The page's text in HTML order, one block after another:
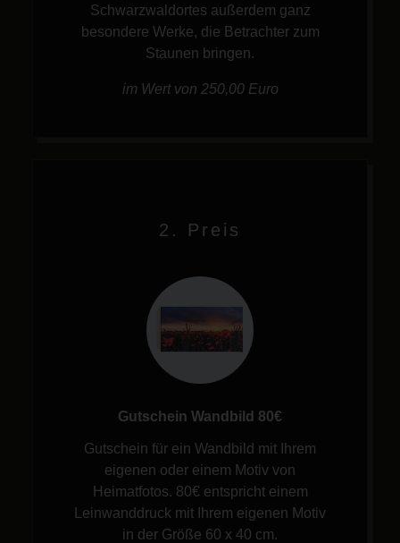
Schwarzwaldortes außerdem ganz
besondere Werke, die Betrachter zum
Staunen bringen.
im Wert von 250,00 Euro
2. Preis
Gutschein Wandbild 80€
Gutschein für ein Wandbild mit Ihrem
eigenen oder einem Motiv von
Heimatfotos. 80€ entspricht einem
Leinwanddruck mit Ihrem eigenen Motiv
in der Größe 60 x 40 cm.